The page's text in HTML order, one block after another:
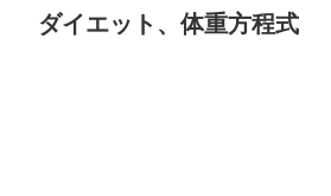
ダイエット、体重方程式